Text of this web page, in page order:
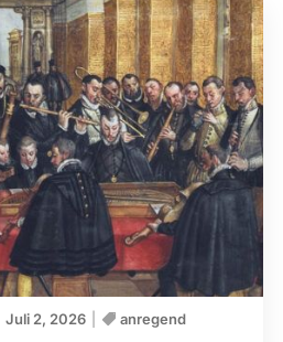
Juli 2, 2026 anregend